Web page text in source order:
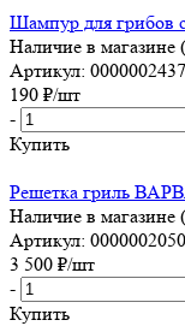
Шампур для грибов
Наличие в магазине
Артикул:
190 ₽/шт
-
Купить
Решетка гриль
Наличие в магазине
Артикул:
3 500 ₽/шт
-
Купить